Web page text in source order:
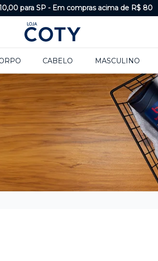
para SP - Em compras acima de R$ 80
CABELO MASCULINO